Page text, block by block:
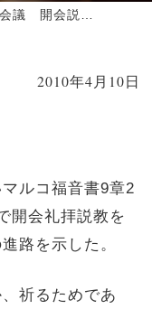
【4695号】宣教方策会議 開会説教 十字架の直下に立ち
2010年4月10日
ルコ福音書9章2
開会礼拝説教を
路を示した。
祈るためであ